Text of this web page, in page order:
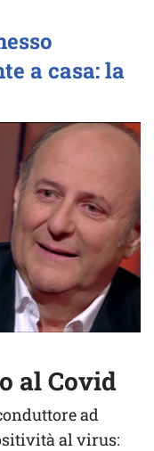
a casa: la
al Covid
ad
al virus: